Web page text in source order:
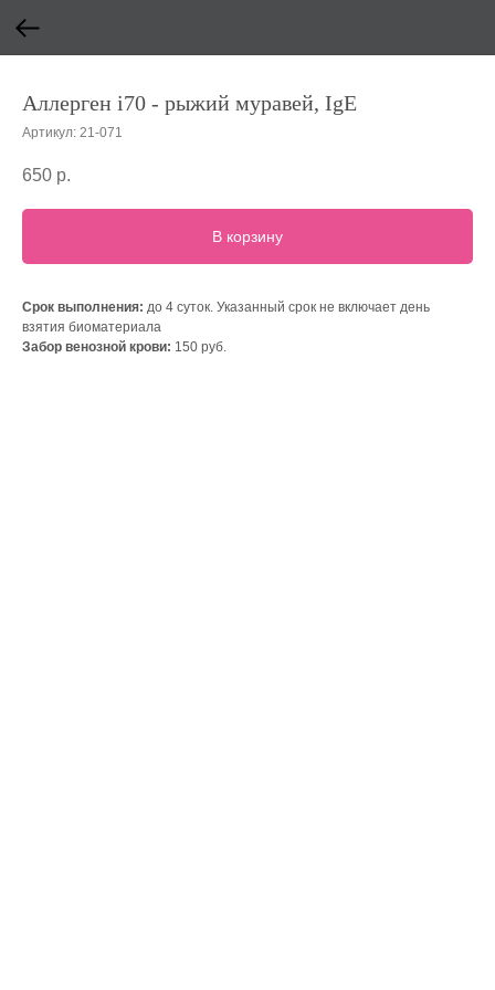
Аллерген i70 - рыжий муравей, IgE
Артикул: 21-071
650 р.
В корзину
Срок выполнения: до 4 суток. Указанный срок не включает день
взятия биоматериала
Забор венозной крови: 150 руб.